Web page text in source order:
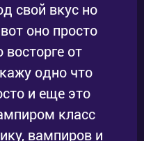
свой вкус но
оно просто
от
одно что
и еще это
класс
вампиров и